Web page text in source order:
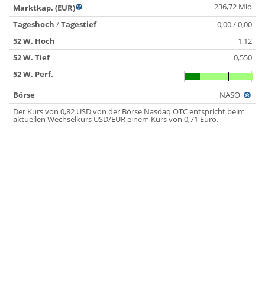
Marktkap. (EUR)
236,72 Mio
Tageshoch /Tagestief
0,00 / 0,00
52 W. Hoch
1,12
52 W. Tief
0,550
52 W. Perf.
Börse
NASO
Der Kurs von 0,82 USD von der Börse Nasdaq OTC entspricht beim
aktuellen Wechselkurs USD/EUR einem Kurs von 0,71 Euro.